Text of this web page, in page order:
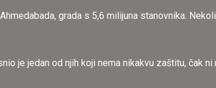
grada s 5,6 milijuna stanovnika.
je jedan od njih koji nema nikakvu zaštitu, čak ni